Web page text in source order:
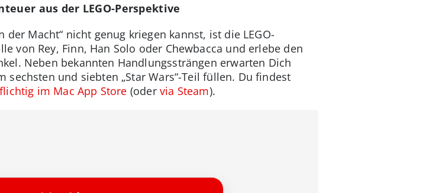
aus der LEGO-Perspektive
Macht“ nicht genug kriegen kannst, ist die LEGO-
von Rey, Finn, Han Solo oder Chewbacca und erlebe den
Neben bekannten Handlungssträngen erwarten Dich
sechsten und siebten „Star Wars“-Teil füllen. Du findest
im Mac App Store (oder via Steam).